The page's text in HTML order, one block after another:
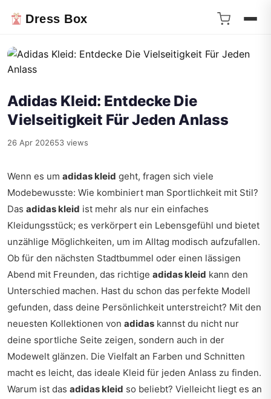
Dress Box
Adidas Kleid: Entdecke Die
Vielseitigkeit Für Jeden Anlass
26 Apr 202653 views
Wenn es um adidas kleid geht, fragen sich viele
Modebewusste: Wie kombiniert man Sportlichkeit mit Stil?
Das adidas kleid ist mehr als nur ein einfaches
Kleidungsstück; es verkörpert ein Lebensgefühl und bietet
unzählige Möglichkeiten, um im Alltag modisch aufzufallen.
Ob für den nächsten Stadtbummel oder einen lässigen
Abend mit Freunden, das richtige adidas kleid kann den
Unterschied machen. Hast du schon das perfekte Modell
gefunden, dass deine Persönlichkeit unterstreicht? Mit den
neuesten Kollektionen von adidas kannst du nicht nur
deine sportliche Seite zeigen, sondern auch in der
Modewelt glänzen. Die Vielfalt an Farben und Schnitten
macht es leicht, das ideale Kleid für jeden Anlass zu finden.
Warum ist das adidas kleid so beliebt? Vielleicht liegt es an